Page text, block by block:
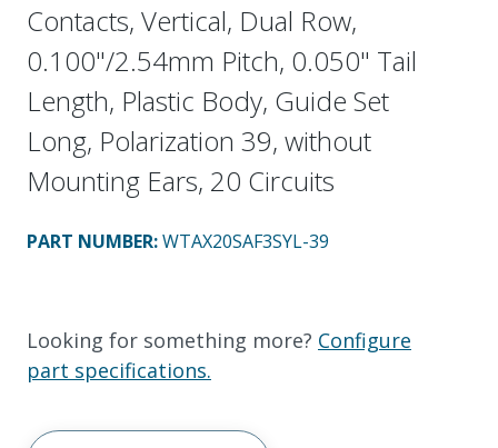
Contacts, Vertical, Dual Row,
0.100"/2.54mm Pitch, 0.050" Tail
Length, Plastic Body, Guide Set
Long, Polarization 39, without
Mounting Ears, 20 Circuits
PART NUMBER:WTAX20SAF3SYL-39
Looking for something more? Configure
part specifications.